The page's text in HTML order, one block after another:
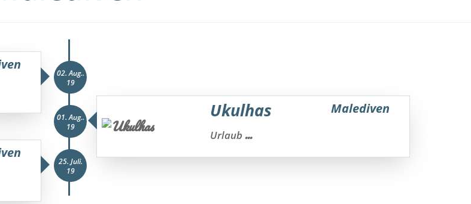
02. Aug..
19
01. Aug..
19
Ukulhas Malediven
Urlaub...
25. Juli.
19